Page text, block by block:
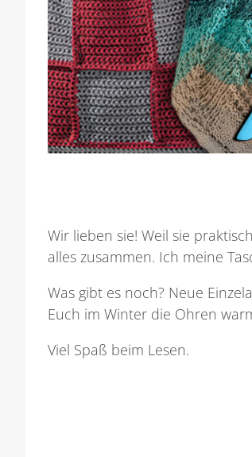
Wir lieben sie! Weil sie
alles zusammen. Ich meine
Was gibt es noch? Neue
Euch im Winter die Ohren
Viel Spaß beim Lesen.